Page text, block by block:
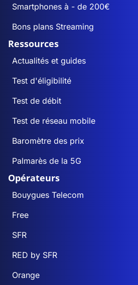
Smartphones à - de 200€
Bons plans Streaming
Ressources
Actualités et guides
Test d'éligibilité
Test de débit
Test de réseau mobile
Baromètre des prix
Palmarès de la 5G
Opérateurs
Bouygues Telecom
Free
SFR
RED by SFR
Orange